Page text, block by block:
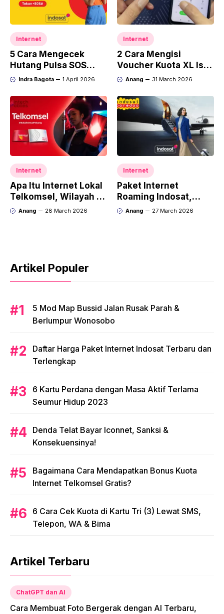
Internet
5 Cara Mengecek
Hutang Pulsa SOS
Indosat: Harga &
Indra Bagota 1 April 2026
Internet
2 Cara Mengisi
Voucher Kuota XL Isi
Ulang, Anti Gagal!
Anang 31 March 2026
Internet
Apa Itu Internet Lokal
Telkomsel, Wilayah &
Untuk Apa Saja?
Anang 28 March 2026
Internet
Paket Internet
Roaming Indosat,
Pengertian, Harga &
Anang 27 March 2026
Artikel Populer
5 Mod Map Bussid Jalan Rusak Parah &
Berlumpur Wonosobo
Daftar Harga Paket Internet Indosat Terbaru dan
Terlengkap
6 Kartu Perdana dengan Masa Aktif Terlama
Seumur Hidup 2023
Denda Telat Bayar Iconnet, Sanksi &
Konsekuensinya!
Bagaimana Cara Mendapatkan Bonus Kuota
Internet Telkomsel Gratis?
6 Cara Cek Kuota di Kartu Tri (3) Lewat SMS,
Telepon, WA & Bima
Artikel Terbaru
ChatGPT dan AI
Cara Membuat Foto Bergerak dengan AI Terbaru,